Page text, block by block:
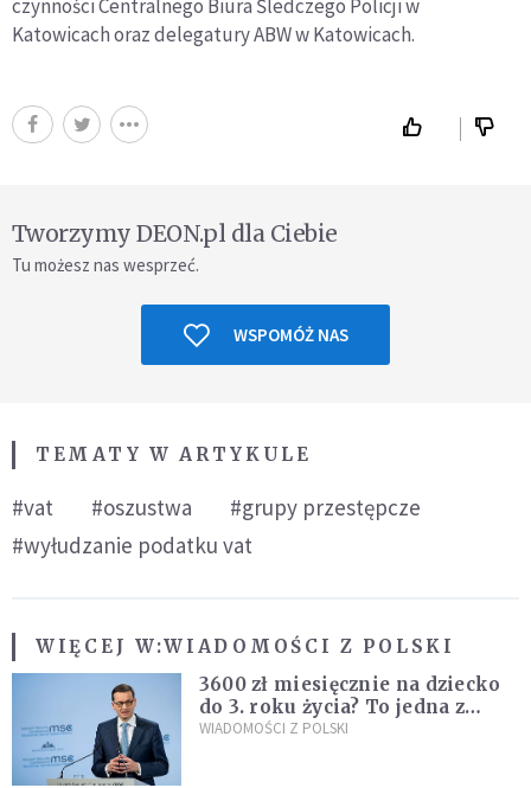
czynności Centralnego Biura Śledczego Policji w
Katowicach oraz delegatury ABW w Katowicach.
Tworzymy DEON.pl dla Ciebie
Tu możesz nas wesprzeć.
WSPOMÓŻ NAS
TEMATY W ARTYKULE
#vat #oszustwa
#grupy przestępcze
#wyłudzanie podatku vat
WIĘCEJ W:WIADOMOŚCI Z POLSKI
3600 zł miesięcznie na dziecko
do 3. roku życia? To jedna z
propozycji programu "Rozwój
WIADOMOŚCI Z POLSKI